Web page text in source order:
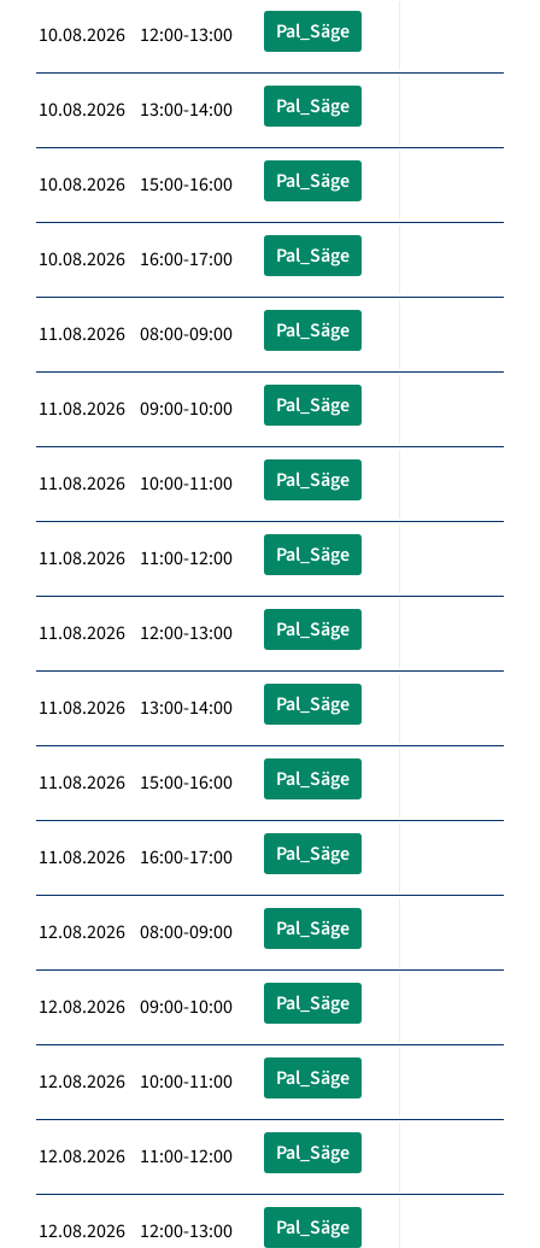
10.08.2026 12:00-13:00 Pal_Säge
10.08.2026 13:00-14:00 Pal_Säge
10.08.2026 15:00-16:00 Pal_Säge
10.08.2026 16:00-17:00 Pal_Säge
11.08.2026 08:00-09:00 Pal_Säge
11.08.2026 09:00-10:00 Pal_Säge
11.08.2026 10:00-11:00 Pal_Säge
11.08.2026 11:00-12:00 Pal_Säge
11.08.2026 12:00-13:00 Pal_Säge
11.08.2026 13:00-14:00 Pal_Säge
11.08.2026 15:00-16:00 Pal_Säge
11.08.2026 16:00-17:00 Pal_Säge
12.08.2026 08:00-09:00 Pal_Säge
12.08.2026 09:00-10:00 Pal_Säge
12.08.2026 10:00-11:00 Pal_Säge
12.08.2026 11:00-12:00 Pal_Säge
12.08.2026 12:00-13:00 Pal_Säge